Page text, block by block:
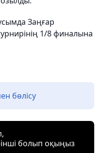
Заңғар
1/8 финалына
бөлісу
болып оқыңыз